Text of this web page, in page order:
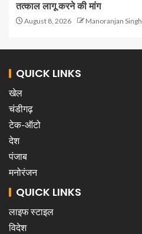
तत्काल लागू करने की मांग
August 8, 2026 Manoranjan Singh
QUICK LINKS
खेल
चंडीगढ़
टेक-ऑटो
देश
पंजाब
मनोरंजन
QUICK LINKS
लाइफ स्टाइल
विदेश